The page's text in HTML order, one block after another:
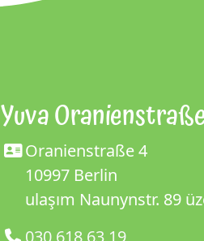
Yuva
Oranienstraße 4
10997 Berlin
ulaşım Naunynstr. 89
030 618 63 19